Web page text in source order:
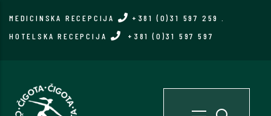
MEDICINSKA RECEPCIJA +381 (0)31 597 259
HOTELSKA RECEPCIJA
+381 (0)31 597 597